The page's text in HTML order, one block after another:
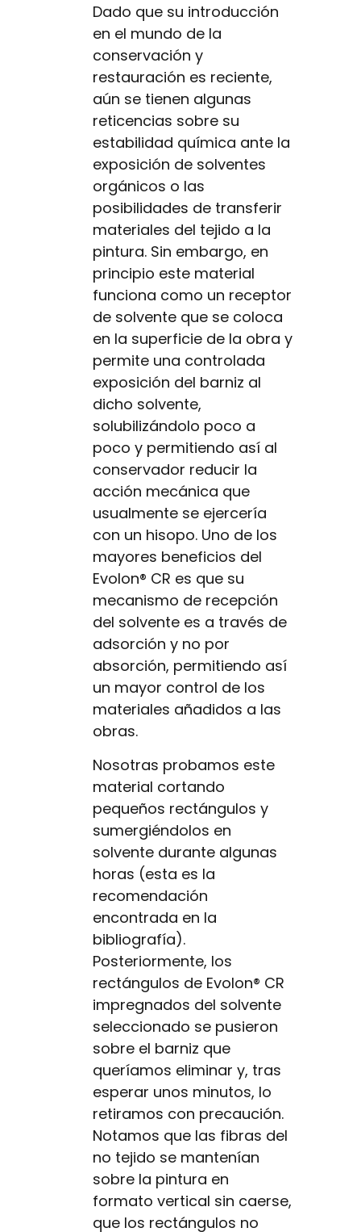
Dado que su introducción
en el mundo de la
conservación y
restauración es reciente,
aún se tienen algunas
reticencias sobre su
estabilidad química ante la
exposición de solventes
orgánicos o las
posibilidades de transferir
materiales del tejido a la
pintura. Sin embargo, en
principio este material
funciona como un receptor
de solvente que se coloca
en la superficie de la obra y
permite una controlada
exposición del barniz al
dicho solvente,
solubilizándolo poco a
poco y permitiendo así al
conservador reducir la
acción mecánica que
usualmente se ejercería
con un hisopo. Uno de los
mayores beneficios del
Evolon® CR es que su
mecanismo de recepción
del solvente es a través de
adsorción y no por
absorción, permitiendo así
un mayor control de los
materiales añadidos a las
obras.
Nosotras probamos este
material cortando
pequeños rectángulos y
sumergiéndolos en
solvente durante algunas
horas (esta es la
recomendación
encontrada en la
bibliografía).
Posteriormente, los
rectángulos de Evolon® CR
impregnados del solvente
seleccionado se pusieron
sobre el barniz que
queríamos eliminar y, tras
esperar unos minutos, lo
retiramos con precaución.
Notamos que las fibras del
no tejido se mantenían
sobre la pintura en
formato vertical sin caerse,
que los rectángulos no